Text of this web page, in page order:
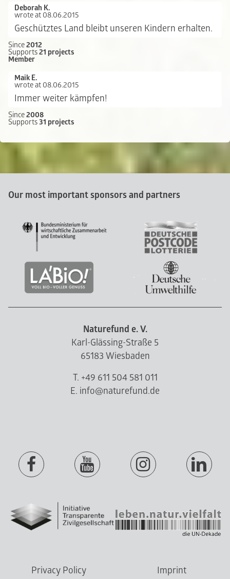
Deborah K.
wrote at 08.06.2015
Geschütztes Land bleibt unseren Kindern erhalten.
Since2012
Supports21 projects
Member
Maik E.
wrote at 08.06.2015
Immer weiter kämpfen!
Since2008
Supports31 projects
Our most important sponsors and partners
Naturefund e. V.
Karl-Glässing-Straße 5
65183 Wiesbaden
T. +49 611 504 581 011
E. info@naturefund.de
Privacy Policy Imprint